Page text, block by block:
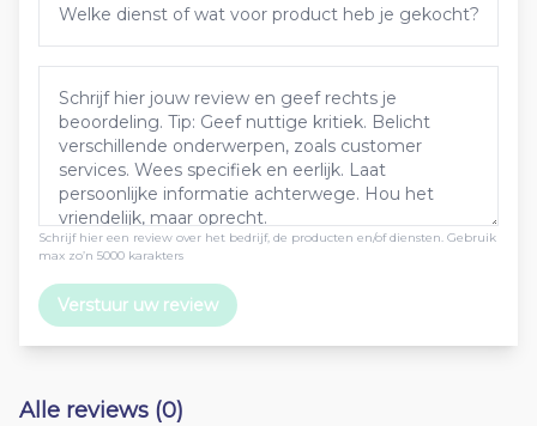
Schrijf hier een review over het bedrijf, de producten en/of diensten. Gebruik
max zo’n 5000 karakters
Verstuur uw review
Alle reviews (0)